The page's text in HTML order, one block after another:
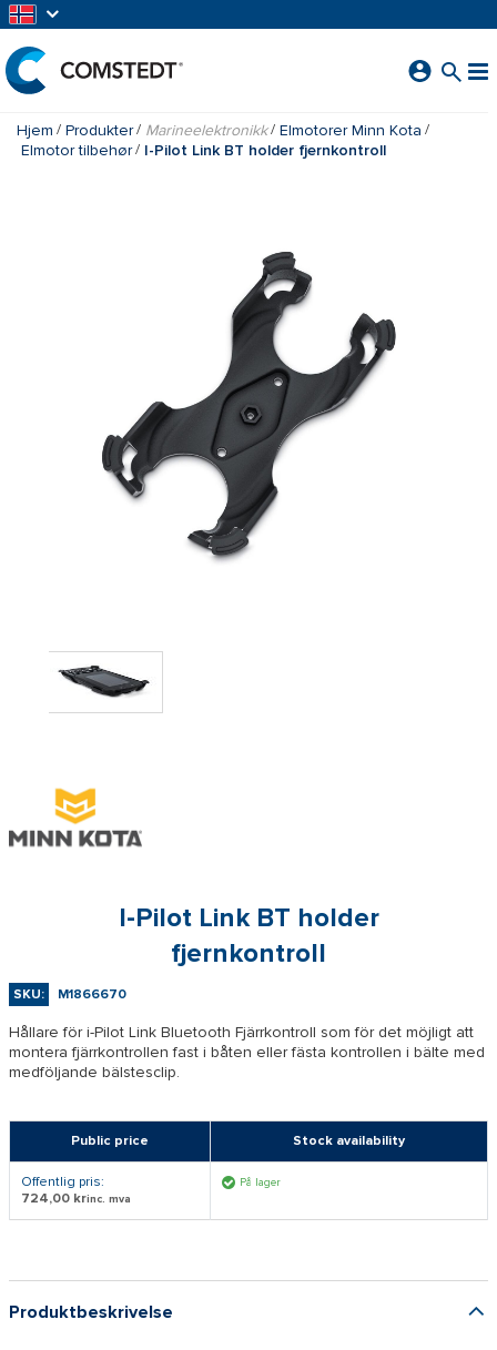
Hjem Produkter Marineelektronikk
Elmotorer Minn Kota
Elmotor tilbehør
I-Pilot Link BT holder fjernkontroll
I-Pilot Link BT holder
fjernkontroll
SKU: M1866670
Hållare för i-Pilot Link Bluetooth Fjärrkontroll som för det möjligt att
montera fjärrkontrollen fast i båten eller fästa kontrollen i bälte med
medföljande bälstesclip.
Public price Stock availability
Offentlig pris:
724,00 krinc. mva
På lager
Produktbeskrivelse